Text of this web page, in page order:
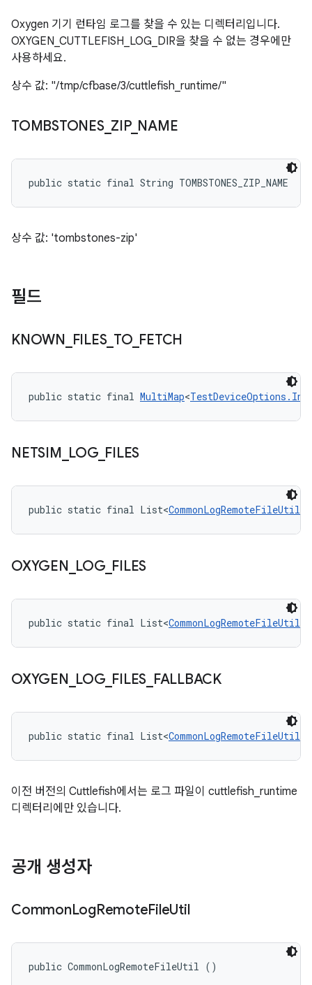
Oxygen 기기 런타임 로그를 찾을 수 있는 디렉터리입니다.
OXYGEN_CUTTLEFISH_LOG_DIR을 찾을 수 없는 경우에만
사용하세요.
상수 값: "/tmp/cfbase/3/cuttlefish_runtime/"
TOMBSTONES_ ZIP_ NAME
public static final String TOMBSTONES_ZIP_NAME
상수 값: 'tombstones-zip'
필드
KNOWN FILES_ TO_ FETCH
public static final MultiMap<
NETSIM LOG_ FILES
public static final List<
OXYGEN LOG_ FILES
public static final List<
OXYGEN LOG_ FILES FALLBACK
public static final List<
이전 버전의 Cuttlefish에서는 로그 파일이 cuttlefish_runtime
디렉터리에만 있습니다.
공개 생성자
CommonLogRemoteFileUtil
public CommonLogRemoteFileUtil ()